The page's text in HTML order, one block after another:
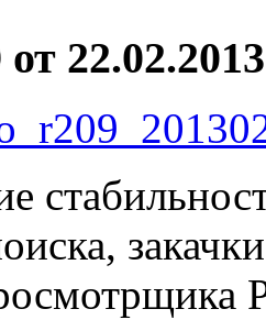
22.02.2013